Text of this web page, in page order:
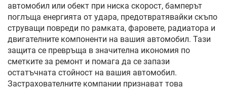
автомобил или обект при ниска скорост, бамперът
поглъща енергията от удара, предотвратявайки скъпо
струващи повреди по рамката, фаровете, радиатора и
двигателните компоненти на вашия автомобил. Тази
защита се превръща в значителна икономия по
сметките за ремонт и помага да се запази
остатъчната стойност на вашия автомобил.
Застрахователните компании признават това